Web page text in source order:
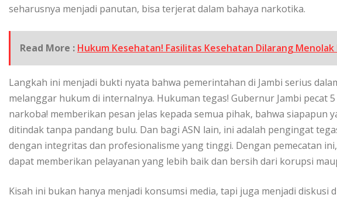
seharusnya menjadi panutan, bisa terjerat dalam bahaya narkotika.
Read More : Hukum Kesehatan! Fasilitas Kesehatan Dilarang Menolak
Langkah ini menjadi bukti nyata bahwa pemerintahan di Jambi serius
melanggar hukum di internalnya. Hukuman tegas! Gubernur Jambi pecat
narkoba! memberikan pesan jelas kepada semua pihak, bahwa siapapun
ditindak tanpa pandang bulu. Dan bagi ASN lain, ini adalah pengingat
dengan integritas dan profesionalisme yang tinggi. Dengan pemecatan
dapat memberikan pelayanan yang lebih baik dan bersih dari korupsi
Kisah ini bukan hanya menjadi konsumsi media, tapi juga menjadi diskusi